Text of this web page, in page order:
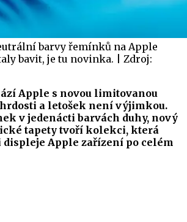
barvy řemínků na Apple
bavit, je tu novinka. | Zdroj:
Apple s novou limitovanou
a letošek není výjimkou.
v jedenácti barvách duhy, nový
tapety tvoří kolekci, která
displeje Apple zařízení po celém